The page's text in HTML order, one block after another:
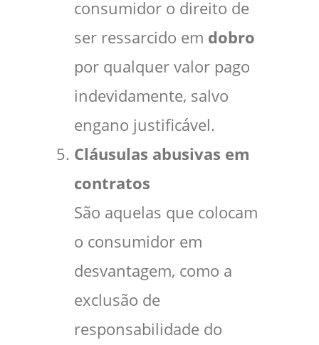
consumidor o direito de
ser ressarcido em dobro
por qualquer valor pago
indevidamente, salvo
engano justificável.
Cláusulas abusivas em
contratos
São aquelas que colocam
o consumidor em
desvantagem, como a
exclusão de
responsabilidade do